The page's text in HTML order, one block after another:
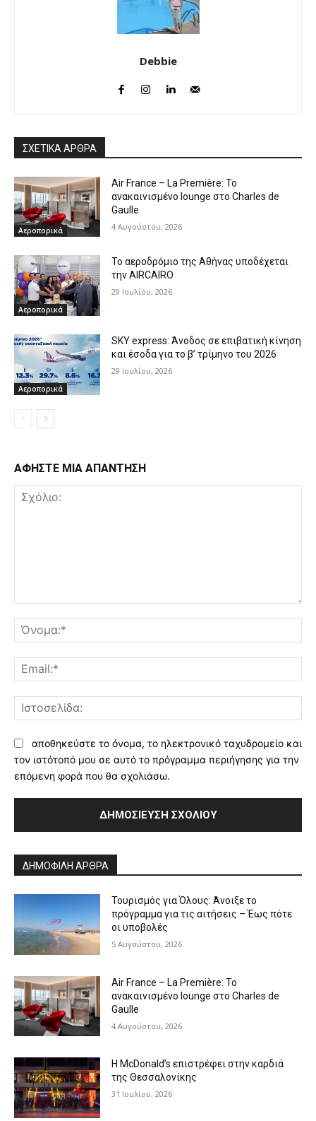
Debbie
ΣΧΕΤΙΚΑ ΑΡΘΡΑ
Αεροπορικά
Air France – La Première: Το
ανακαινισμένο lounge στο Charles de
Gaulle
4 Αυγούστου, 2026
Αεροπορικά
Το αεροδρόμιο της Αθήνας υποδέχεται
την AIRCAIRO
29 Ιουλίου, 2026
Αεροπορικά
SKY express: Άνοδος σε επιβατική κίνηση
και έσοδα για το β’ τρίμηνο του 2026
29 Ιουλίου, 2026
ΑΦΗΣΤΕ ΜΙΑ ΑΠΑΝΤΗΣΗ
αποθηκεύστε το όνομα, το ηλεκτρονικό ταχυδρομείο και
τον ιστότοπό μου σε αυτό το πρόγραμμα περιήγησης για την
επόμενη φορά που θα σχολιάσω.
ΔΗΜΟΦΙΛΗ ΑΡΘΡΑ
Τουρισμός για Όλους: Άνοιξε το
πρόγραμμα για τις αιτήσεις – Έως πότε
οι υποβολές
5 Αυγούστου, 2026
Air France – La Première: Το
ανακαινισμένο lounge στο Charles de
Gaulle
4 Αυγούστου, 2026
Η McDonald’s επιστρέφει στην καρδιά
της Θεσσαλονίκης
31 Ιουλίου, 2026